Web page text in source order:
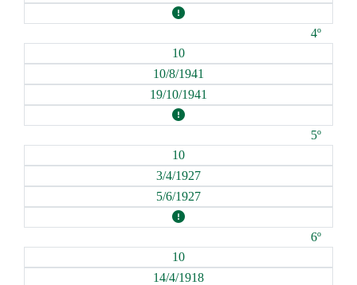
4º
10
10/8/1941
19/10/1941
5º
10
3/4/1927
5/6/1927
6º
10
14/4/1918